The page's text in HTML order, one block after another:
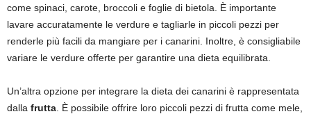
come spinaci, carote, broccoli e foglie di bietola. È importante
lavare accuratamente le verdure e tagliarle in piccoli pezzi per
renderle più facili da mangiare per i canarini. Inoltre, è consigliabile
variare le verdure offerte per garantire una dieta equilibrata.
Un’altra opzione per integrare la dieta dei canarini è rappresentata
dalla frutta . È possibile offrire loro piccoli pezzi di frutta come mele,